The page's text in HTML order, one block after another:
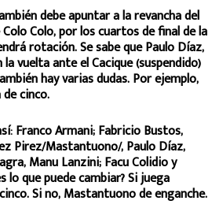
debe apuntar a la revancha del
Colo, por los cuartos de final de la
rotación. Se sabe que Paulo Díaz,
vuelta ante el Cacique (suspendido)
hay varias dudas. Por ejemplo,
cinco.
Franco Armani; Fabricio Bustos,
Pirez/Mastantuono/, Paulo Díaz,
Manu Lanzini; Facu Colidio y
lo que puede cambiar? Si juega
Si no, Mastantuono de enganche.